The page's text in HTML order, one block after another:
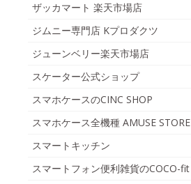
ザッカマート 楽天市場店
ジムニー専門店 Kプロダクツ
ジューンベリー楽天市場店
スケーター公式ショップ
スマホケースのCINC SHOP
スマホケース全機種 AMUSE STORE
スマートキッチン
スマートフォン便利雑貨のCOCO-fit